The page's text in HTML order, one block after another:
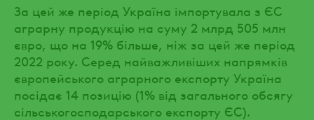
За цей же період Україна імпортувала з ЄС
аграрну продукцію на суму 2 млрд 505 млн
євро, що на 19% більше, ніж за цей же період
2022 року. Серед найважливіших напрямків
європейського аграрного експорту Україна
посідає 14 позицію (1% від загального обсягу
сільськогосподарського експорту ЄС).